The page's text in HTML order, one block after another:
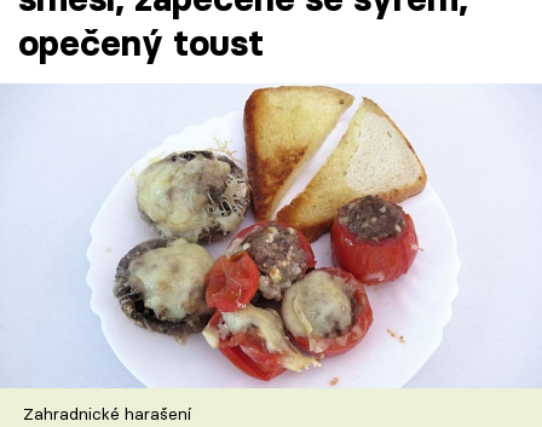
Recepty
Články
TV Program
Škola vaření
Recepty z TV
Speciál: Cuketa
Těhotnej kuchař
opečený toust
Zahradnické harašení